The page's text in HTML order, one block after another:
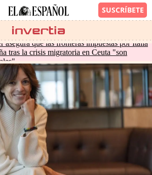
asegura que las fronteras impuestas por Italia
tras la crisis migratoria en Ceuta "son